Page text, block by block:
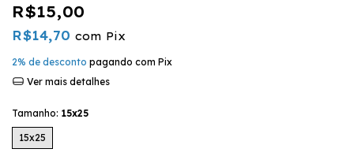
R$15,00
R$14,70 com Pix
2% de desconto pagando com Pix
Ver mais detalhes
Tamanho: 15x25
15x25